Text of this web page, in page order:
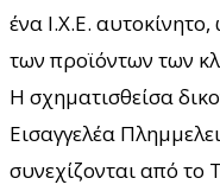
ένα Ι.Χ.Ε.
των προϊόντων των
Η σχηματισθείσα
Εισαγγελέα
συνεχίζονται από